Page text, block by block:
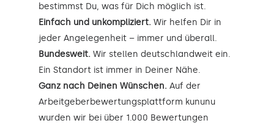
bestimmst Du, was für Dich möglich ist.
Einfach und unkompliziert. Wir helfen Dir in
jeder Angelegenheit – immer und überall.
Bundesweit. Wir stellen deutschlandweit ein.
Ein Standort ist immer in Deiner Nähe.
Ganz nach Deinen Wünschen. Auf der
Arbeitgeberbewertungsplattform kununu
wurden wir bei über 1.000 Bewertungen